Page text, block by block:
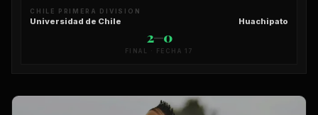
CHILE PRIMERA DIVISION
Universidad de Chile Huachipato
2—0
FINAL · FECHA 17